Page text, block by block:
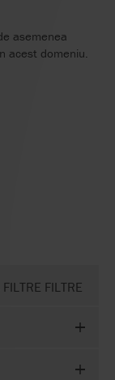
asemenea
acest domeniu.
FILTRE